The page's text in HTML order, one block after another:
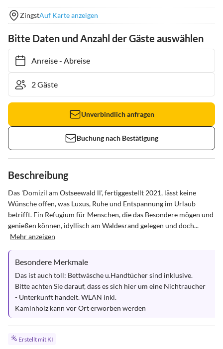
ZingstAuf Karte anzeigen
Bitte Daten und Anzahl der Gäste auswählen
Anreise- Abreise
Unverbindlich anfragen
Buchung nach Bestätigung
Beschreibung
Das 'Domizil am Ostseewald ll', fertiggestellt 2021, lässt keine
Wünsche offen, was Luxus, Ruhe und Entspannung im Urlaub
betrifft. Ein Refugium für Menschen, die das Besondere mögen und
genießen können, idyllisch am Waldesrand gelegen und doch...
Mehr anzeigen
Besondere Merkmale
Das ist auch toll: Bettwäsche u.Handtücher sind inklusive.
Bitte achten Sie darauf, dass es sich hier um eine Nichtraucher
- Unterkunft handelt. WLAN inkl.
Kaminholz kann vor Ort erworben werden
Erstellt mit KI